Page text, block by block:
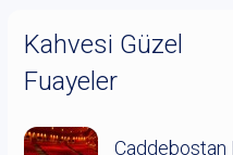
Kahvesi Güzel
Fuayeler